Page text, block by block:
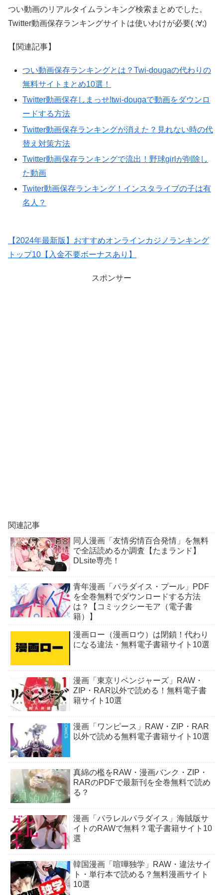
つい動画のリアルタイムランキング検索まとめでした。
Twitter動画保存ランキングサイトは使いわけが必要( ;∀;)
【関連記事】
つい動画保存ランキングとは？Twi-dougaの代わりの
無料サイトまとめ10選！
Twitter動画保存しまっせ!twi-dougaで動画をダウンロ
ードする方法
Twitter動画保存ランキングが消えた？見れない時の代
替え対策方法
Twitter動画保存ランキングで流出！野球girlが削除し
た動画
Twiter動画保存ランキング！インスタライブの子は有
名人？
【2024年最新版】おすすめオンラインカジノランキング
トップ10【入金不要ボーナスあり】
スポンサー
関連記事
同人漫画「友情劣情百合発情」を無料
で全話読めるか調査【たまランド】
DLsite専売！
青年漫画「パラダイス・プール」PDF
を全巻無料でダウンロードする方法
は？【コミックシーモア（電子書
籍）】
漫画ロー（漫画ロウ）は閉鎖！代わり
になる違法・無料電子書籍サイト10選
漫画「東京リベンジャーズ」RAW・
ZIP・RAR以外で読める！無料電子書
籍サイト10選
漫画「ワンピース」RAW・ZIP・RAR
以外で読める無料電子書籍サイト10選
真綿の檻をRAW・漫画バンク・ZIP・
RARのPDFで最新刊を全巻無料で読め
る？
漫画「パラレルパラダイス」海賊版サ
イトのRAWで無料？電子書籍サイト10
選
韓国漫画「喧嘩独学」RAW・違法サイ
ト・単行本で読める？無料漫画サイト
10選